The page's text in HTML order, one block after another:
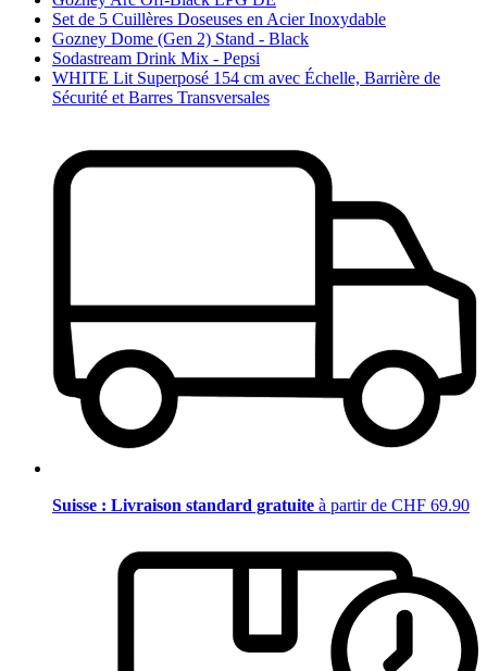
Set de 5 Cuillères Doseuses en Acier Inoxydable
Gozney Dome (Gen 2) Stand - Black
Sodastream Drink Mix - Pepsi
WHITE Lit Superposé 154 cm avec Échelle, Barrière de
Sécurité et Barres Transversales
Suisse : Livraison standard gratuite à partir de CHF 69.90